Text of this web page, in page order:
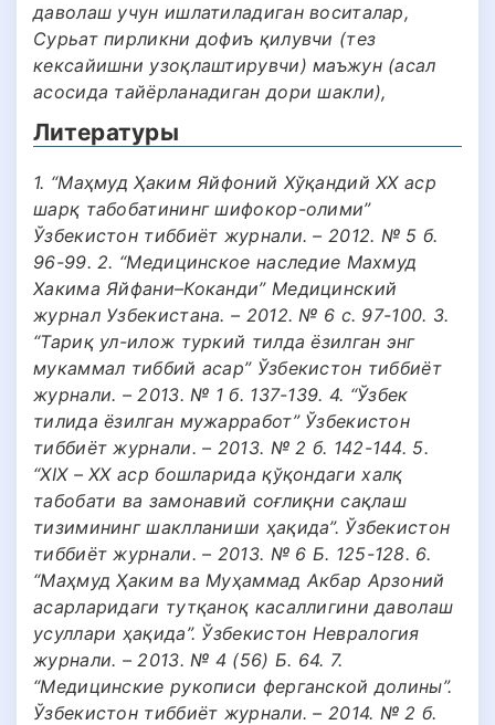
даволаш учун ишлатиладиган воситалар,
Сурьат пирликни дофиъ қилувчи (тез
кексайишни узоқлаштирувчи) маъжун (асал
асосида тайёрланадиган дори шакли),
Литературы
1. “Маҳмуд Ҳаким Яйфоний Хўқандий XX аср
шарқ табобатининг шифокор-олими”
Ўзбекистон тиббиёт журнали. – 2012. № 5 б.
96-99. 2. “Медицинское наследие Махмуд
Хакима Яйфани–Коканди” Медицинский
журнал Узбекистана. – 2012. № 6 с. 97-100. 3.
“Тариқ ул-илож туркий тилда ёзилган энг
мукаммал тиббий асар” Ўзбекистон тиббиёт
журнали. – 2013. № 1 б. 137-139. 4. “Ўзбек
тилида ёзилган мужарработ” Ўзбекистон
тиббиёт журнали. – 2013. № 2 б. 142-144. 5.
“ХIХ – ХХ аср бошларида қўқондаги халқ
табобати ва замонавий соғлиқни сақлаш
тизимининг шаклланиши ҳақида”. Ўзбекистон
тиббиёт журнали. – 2013. № 6 Б. 125-128. 6.
“Маҳмуд Ҳаким ва Муҳаммад Акбар Арзоний
асарларидаги тутқаноқ касаллигини даволаш
усуллари ҳақида”. Ўзбекистон Невралогия
журнали. – 2013. № 4 (56) Б. 64. 7.
“Медицинские рукописи ферганской долины”.
Ўзбекистон тиббиёт журнали. – 2014. № 2 б.